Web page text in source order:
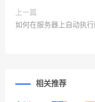
上一篇
如何在服务器上自动执
相关推荐